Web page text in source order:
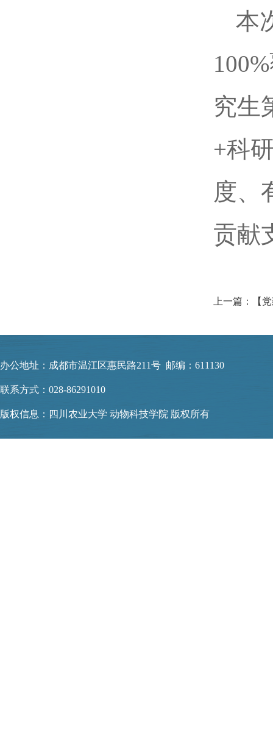
本
究生
+科
度、
贡献
办公地址：成都市温江区惠民路211号 邮编：611130
联系方式：028-86291010
版权信息：四川农业大学 动物科技学院 版权所有